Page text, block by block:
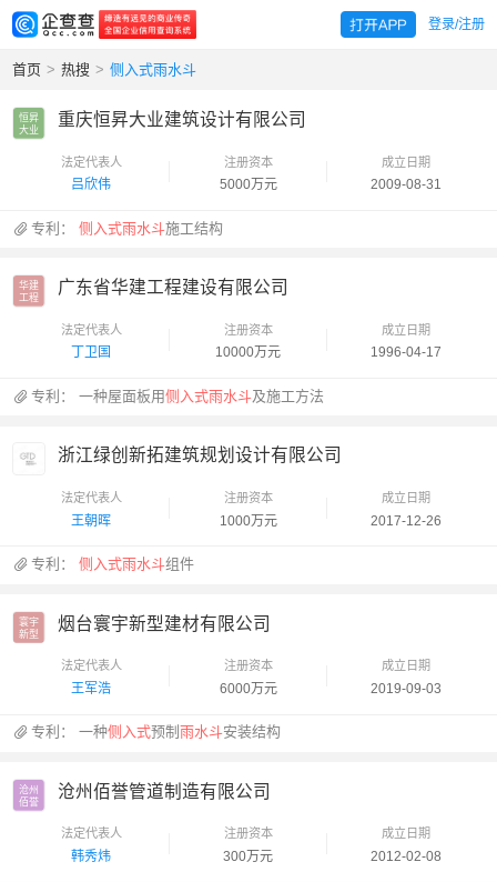
登录/注册
首页 > 热搜 > 侧入式雨水斗
恒昇
大业
重庆恒昇大业建筑设计有限公司
法定代表人
吕欣伟
注册资本
5000万元
成立日期
2009-08-31
专利：侧入式雨水斗施工结构
华建
工程
广东省华建工程建设有限公司
法定代表人
丁卫国
注册资本
10000万元
成立日期
1996-04-17
专利：一种屋面板用侧入式雨水斗及施工方法
浙江绿创新拓建筑规划设计有限公司
法定代表人
王朝晖
注册资本
1000万元
成立日期
2017-12-26
专利：侧入式雨水斗组件
寰宇
新型
烟台寰宇新型建材有限公司
法定代表人
王军浩
注册资本
6000万元
成立日期
2019-09-03
专利：一种侧入式预制雨水斗安装结构
沧州
佰誉
沧州佰誉管道制造有限公司
法定代表人
韩秀炜
注册资本
300万元
成立日期
2012-02-08